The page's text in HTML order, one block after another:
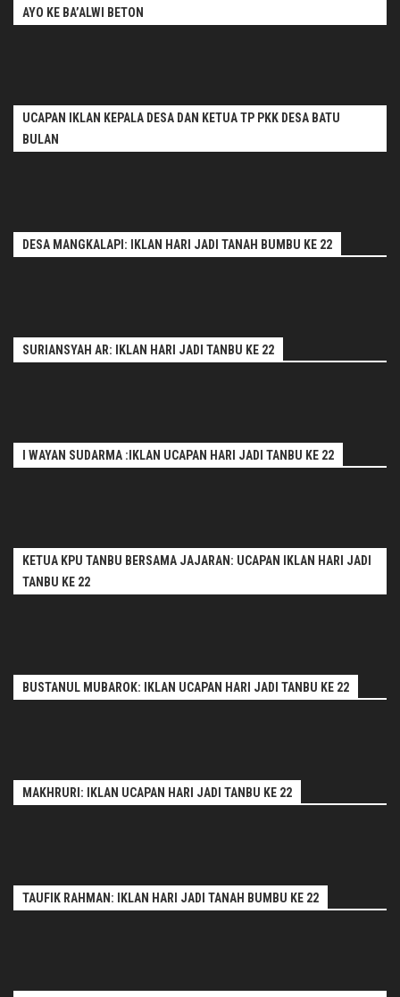
AYO KE BA’ALWI BETON
UCAPAN IKLAN KEPALA DESA DAN KETUA TP PKK DESA BATU
BULAN
DESA MANGKALAPI: IKLAN HARI JADI TANAH BUMBU KE 22
SURIANSYAH AR: IKLAN HARI JADI TANBU KE 22
I WAYAN SUDARMA :IKLAN UCAPAN HARI JADI TANBU KE 22
KETUA KPU TANBU BERSAMA JAJARAN: UCAPAN IKLAN HARI JADI
TANBU KE 22
BUSTANUL MUBAROK: IKLAN UCAPAN HARI JADI TANBU KE 22
MAKHRURI: IKLAN UCAPAN HARI JADI TANBU KE 22
TAUFIK RAHMAN: IKLAN HARI JADI TANAH BUMBU KE 22